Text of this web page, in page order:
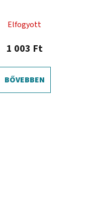
Elfogyott
1 003 Ft
BŐVEBBEN